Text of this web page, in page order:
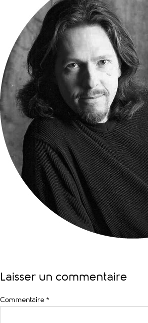
Laisser un commentaire
Commentaire *